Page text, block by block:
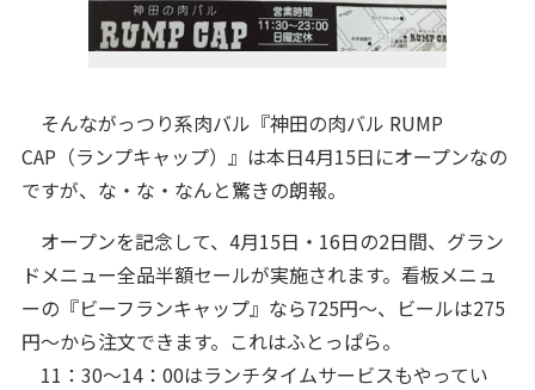
そんながっつり系肉バル『神田の肉バル RUMP
CAP（ランプキャップ）』は本日4月15日にオープンなの
ですが、な・な・なんと驚きの朗報。
オープンを記念して、4月15日・16日の2日間、グラン
ドメニュー全品半額セールが実施されます。看板メニュ
ーの『ビーフランキャップ』なら725円～、ビールは275
円～から注文できます。これはふとっぱら。
11：30～14：00はランチタイムサービスもやってい